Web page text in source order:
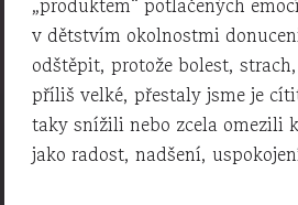
v dětstvím okolnostmi
odštěpit, protože bolest,
příliš velké, přestaly jsme je
taky snížili nebo zcela omezili
jako radost, nadšení,